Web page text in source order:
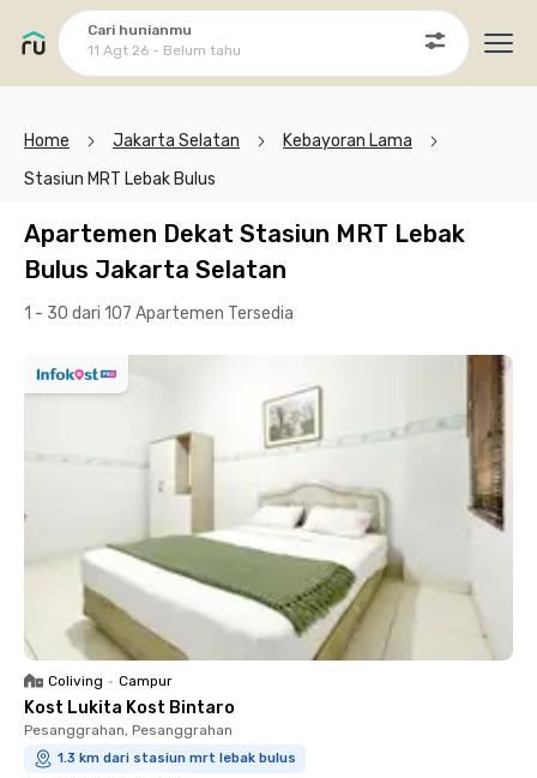
Cari hunianmu
11 Agt 26 - Belum tahu
Home Jakarta Selatan
Kebayoran Lama
Stasiun MRT Lebak Bulus
Apartemen Dekat Stasiun MRT Lebak
Bulus Jakarta Selatan
1 - 30 dari 107 Apartemen Tersedia
Coliving • Campur
Kost Lukita Kost Bintaro
Pesanggrahan, Pesanggrahan
1.3 km dari stasiun mrt lebak bulus